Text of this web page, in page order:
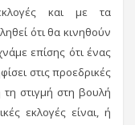
και με τα
ότι θα κινηθούν
επίσης ότι ένας
στις προεδρικές
στιγμή στη βουλή
εκλογές είναι, ή